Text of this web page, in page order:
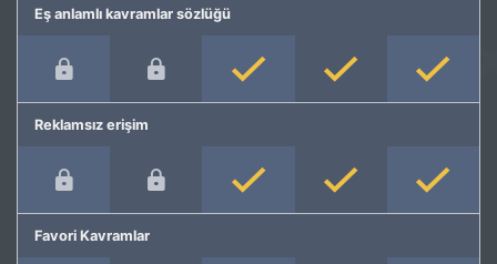
Eş anlamlı kavramlar sözlüğü
Reklamsız erişim
Favori Kavramlar